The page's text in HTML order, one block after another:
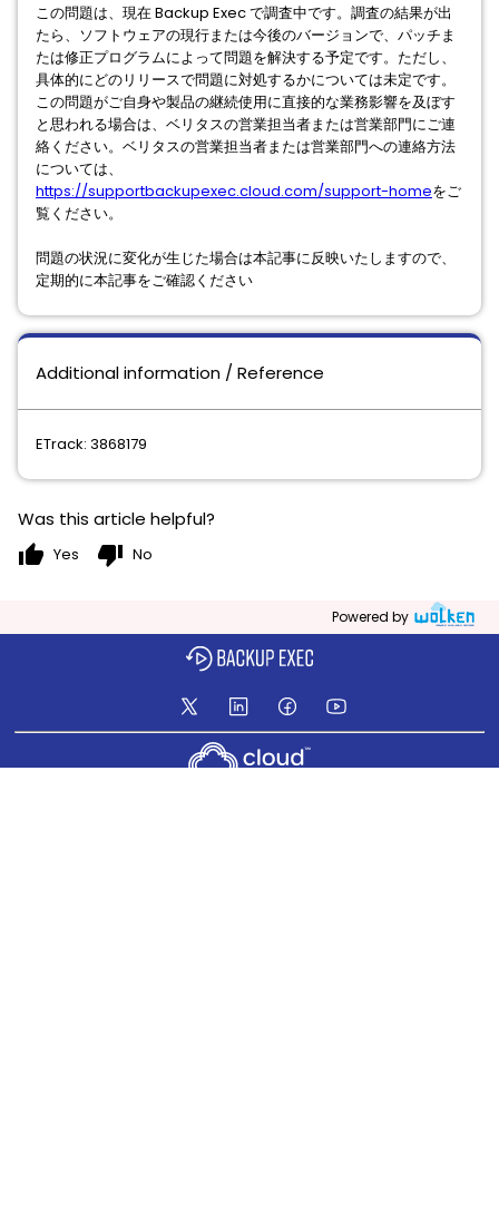
この問題は、現在 Backup Exec で調査中です。調査の結果が出
たら、ソフトウェアの現行または今後のバージョンで、パッチま
たは修正プログラムによって問題を解決する予定です。ただし、
具体的にどのリリースで問題に対処するかについては未定です。
この問題がご自身や製品の継続使用に直接的な業務影響を及ぼす
と思われる場合は、ベリタスの営業担当者または営業部門にご連
絡ください。ベリタスの営業担当者または営業部門への連絡方法
については、
https://supportbackupexec.cloud.com/support-homeをご
覧ください。
問題の状況に変化が生じた場合は本記事に反映いたしますので、
定期的に本記事をご確認ください
Additional information / Reference
ETrack: 3868179
Was this article helpful?
thumb_up Yes thumb_down No
Powered by